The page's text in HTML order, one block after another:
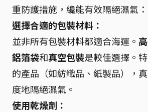
重防護措施，纔能有效隔絕濕氣：
選擇合適的包裝材料：
並非所有包裝材料都適合海運。
鋁箔袋和真空包裝是較佳選擇。
的產品（如紡織品、紙製品），
度地隔絕濕氣。
使用乾燥劑：